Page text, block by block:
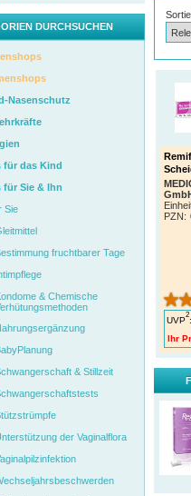
PZN:
UVP
2
:
Ihr
DURCHSUCHEN
Nasenschutz
für das Kind
für Sie & Ihn
Sie
fruchtbarer Tage
& Chemische
& Stillzeit
der Vaginalflora